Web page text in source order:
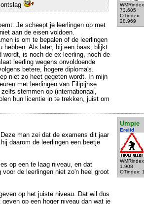
73.605
OTindex:
28.969
Je scheept je leerlingen op met
aan de eisen voldoen.
is om te bepalen of de leerlingen
hebben. Als later, bij een baas, blijkt
wordt, is noch de ex-leerling, noch de
leerling wegens onvoldoende
betere, hogere diploma's.
niet zo heet gegeten wordt. In mijn
met leerlingen van Filipijnse
stemmen op (internationaal,
hun licentie in te trekken, juist om
Umpie
Erelid
1.908
OTindex:
man zei dat de examens dit jaar
daarom de leerlingen een beetje
op een te laag niveau, en dat
voor de leerlingen niet zo'n heel groot
op het juiste niveau. Dat wil dus
op een hoger niveau dan wat je